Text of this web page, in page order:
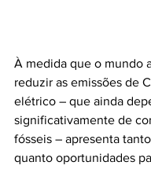
À medida que o mundo
reduzir as emissões de
elétrico – que ainda
significativamente de
fósseis – apresenta
quanto oportunidades